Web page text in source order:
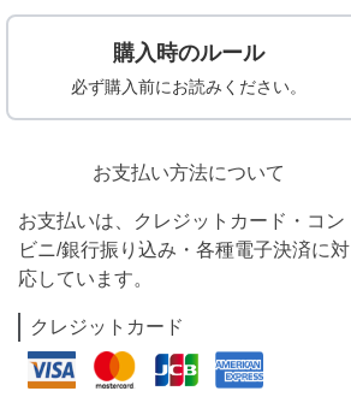
購入時のルール
必ず購入前にお読みください。
お支払い方法について
お支払いは、クレジットカード・コン
ビニ/銀行振り込み・各種電子決済に対
応しています。
クレジットカード